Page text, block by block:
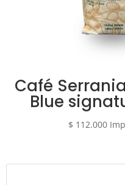
Café
Blue
$ 112.000